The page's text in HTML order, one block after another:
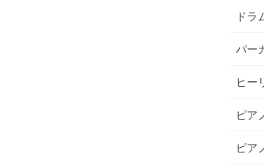
ドラ
パー
ヒー
ピア
ピア